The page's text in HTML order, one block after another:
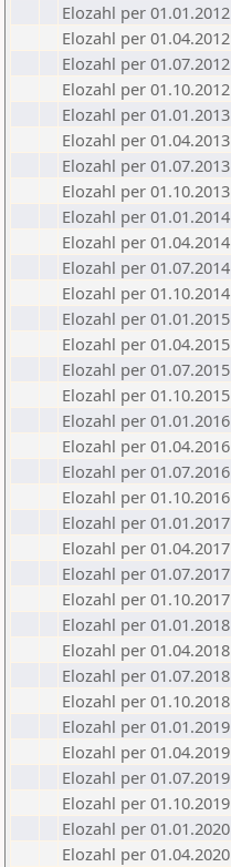
Elozahl per 01.01.2012
Elozahl per 01.04.2012
Elozahl per 01.07.2012
Elozahl per 01.10.2012
Elozahl per 01.01.2013
Elozahl per 01.04.2013
Elozahl per 01.07.2013
Elozahl per 01.10.2013
Elozahl per 01.01.2014
Elozahl per 01.04.2014
Elozahl per 01.07.2014
Elozahl per 01.10.2014
Elozahl per 01.01.2015
Elozahl per 01.04.2015
Elozahl per 01.07.2015
Elozahl per 01.10.2015
Elozahl per 01.01.2016
Elozahl per 01.04.2016
Elozahl per 01.07.2016
Elozahl per 01.10.2016
Elozahl per 01.01.2017
Elozahl per 01.04.2017
Elozahl per 01.07.2017
Elozahl per 01.10.2017
Elozahl per 01.01.2018
Elozahl per 01.04.2018
Elozahl per 01.07.2018
Elozahl per 01.10.2018
Elozahl per 01.01.2019
Elozahl per 01.04.2019
Elozahl per 01.07.2019
Elozahl per 01.10.2019
Elozahl per 01.01.2020
Elozahl per 01.04.2020